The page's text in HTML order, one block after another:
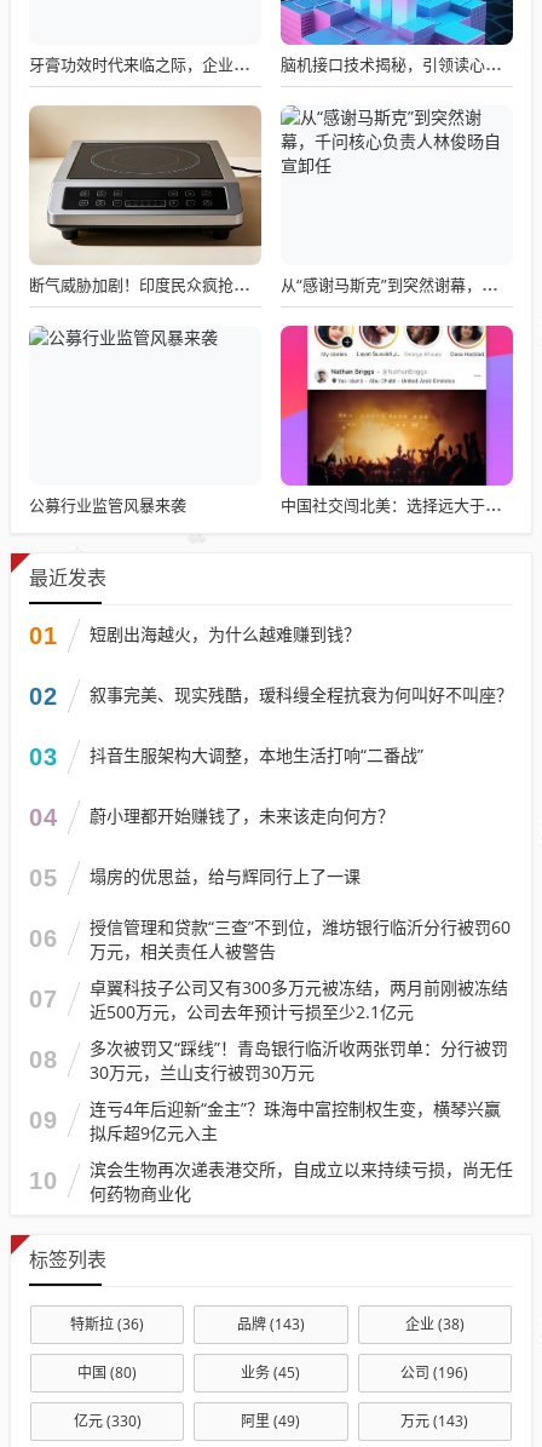
牙膏功效时代来临之际，企业应如何备战？ 脑机接口技术揭秘，引领读心术革命的领跑者大盘点
断气威胁加剧！印度民众疯抢电磁炉 制造商将从中国空运部件 从“感谢马斯克”到突然谢幕，千问核心负责人林俊旸自宣卸任
公募行业监管风暴来袭 中国社交闯北美：选择远大于努力
最近发表
01 短剧出海越火，为什么越难赚到钱？
02 叙事完美、现实残酷，瑷科缦全程抗衰为何叫好不叫座？
03 抖音生服架构大调整，本地生活打响“二番战”
04 蔚小理都开始赚钱了，未来该走向何方？
05 塌房的优思益，给与辉同行上了一课
06
授信管理和贷款“三查”不到位，潍坊银行临沂分行被罚60
万元，相关责任人被警告
07
卓翼科技子公司又有300多万元被冻结，两月前刚被冻结
近500万元，公司去年预计亏损至少2.1亿元
08
多次被罚又“踩线”！青岛银行临沂收两张罚单：分行被罚
30万元，兰山支行被罚30万元
09
连亏4年后迎新“金主”？珠海中富控制权生变，横琴兴赢
拟斥超9亿元入主
10
滨会生物再次递表港交所，自成立以来持续亏损，尚无任
何药物商业化
标签列表
特斯拉(36) 品牌(143) 企业(38)
中国 (80) 业务(45) 公司 (196)
亿元(330) 阿里 (49) 万元(143)